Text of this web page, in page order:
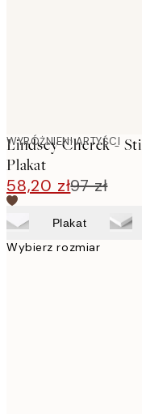
WYRÓŻNIENI ARTYŚCI
Lindsey Cherek -
Plakat
58,20 zł97 zł
Plakat
Wybierz rozmiar